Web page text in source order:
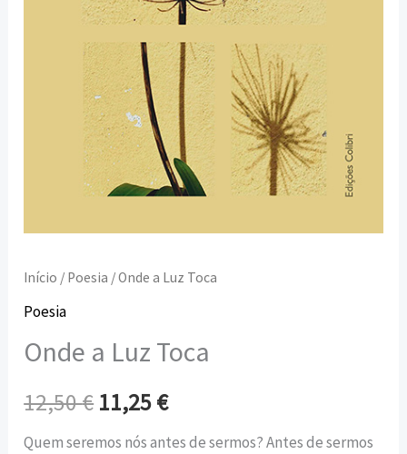
Início / Poesia / Onde a Luz Toca
Poesia
Onde a Luz Toca
12,50€ 11,25€
Quem seremos nós antes de sermos? Antes de sermos